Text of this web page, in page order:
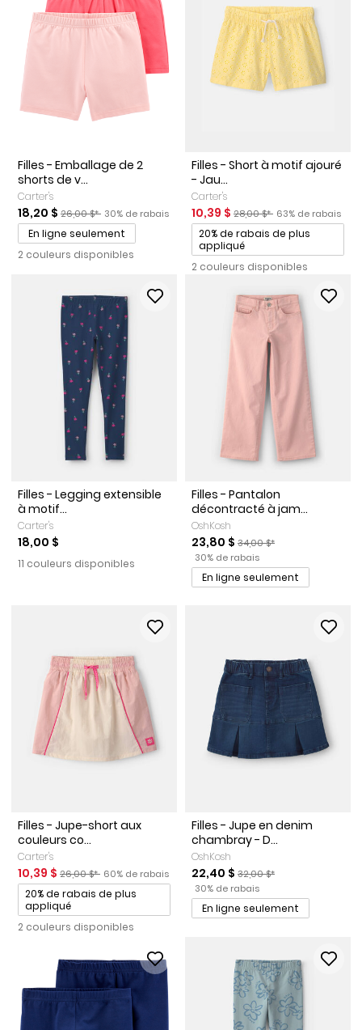
Filles - Emballage de 2
shorts de v...
Carter's
Prix de solde
18,20 $ Prix ​​de détail suggéré par le fabricant
26,00 $* Pourcentage de rabais
30% de rabais
En ligne seulement
2 couleurs disponibles
Filles - Short à motif ajouré
- Jau...
Carter's
Prix de solde
10,39 $ Prix ​​de détail suggéré par
28,00 $* Pourcentage de
63% de rabais
Promotions
20% de rabais de plus
appliqué
2 couleurs disponibles
Filles - Legging extensible
à motif...
Carter's
18,00 $
11 couleurs disponibles
Filles - Pantalon
décontracté à jam...
OshKosh
Prix de solde
23,80 $ Prix ​​de détail suggéré par
34,00 $*
Pourcentage de rabais
30% de rabais
En ligne seulement
Filles - Jupe-short aux
couleurs co...
Carter's
Prix de solde
10,39 $ Prix ​​de détail suggéré par le fabricant
26,00 $* Pourcentage de rabais
60% de rabais
Promotions
20% de rabais de plus
appliqué
2 couleurs disponibles
Filles - Jupe en denim
chambray - D...
OshKosh
Prix de solde
22,40 $ Prix ​​de détail suggéré par
32,00 $*
Pourcentage de rabais
30% de rabais
En ligne seulement